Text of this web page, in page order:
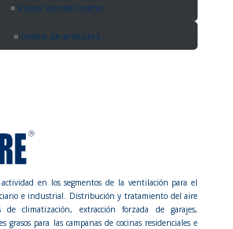
Visitar tienda online
Índice de artículos
actividad en los segmentos de la ventilación para el
e industrial. Distribución y tratamiento del aire
de climatización, extracción forzada de garajes,
grasos para las campanas de cocinas residenciales e